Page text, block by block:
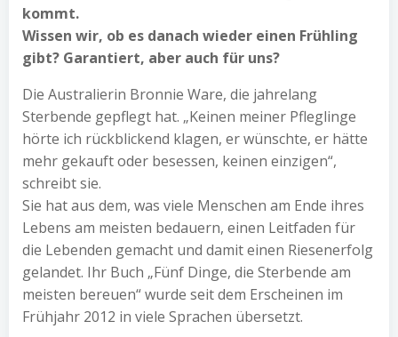
kommt.
Wissen wir, ob es danach wieder einen Frühling
gibt? Garantiert, aber auch für uns?
Die Australierin Bronnie Ware, die jahrelang
Sterbende gepflegt hat. „Keinen meiner Pfleglinge
hörte ich rückblickend klagen, er wünschte, er hätte
mehr gekauft oder besessen, keinen einzigen“,
schreibt sie.
Sie hat aus dem, was viele Menschen am Ende ihres
Lebens am meisten bedauern, einen Leitfaden für
die Lebenden gemacht und damit einen Riesenerfolg
gelandet. Ihr Buch „Fünf Dinge, die Sterbende am
meisten bereuen“ wurde seit dem Erscheinen im
Frühjahr 2012 in viele Sprachen übersetzt.